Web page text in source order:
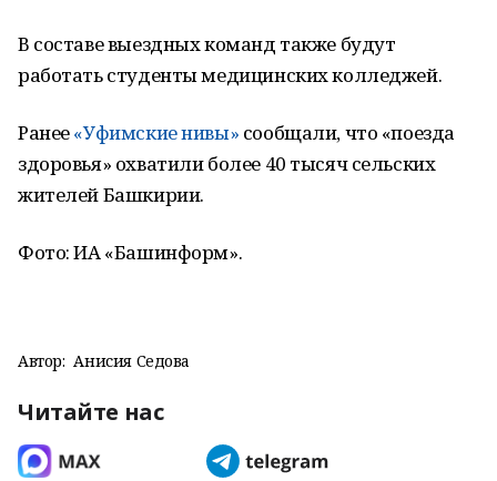
В составе выездных команд также будут
работать студенты медицинских колледжей.
Ранее«Уфимские нивы» сообщали, что «поезда
здоровья» охватили более 40 тысяч сельских
жителей Башкирии.
Фото: ИА «Башинформ».
Автор: Анисия Седова
Читайте нас